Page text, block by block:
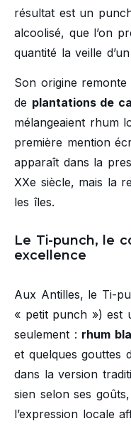
résultat est un
alcoolisé, que l’on
quantité la veille
Son origine
de plantations de
mélangeaient rhum
première mention
apparaît dans la
XXe siècle, mais la
les îles.
Le Ti-punch, le
excellence
Aux Antilles, le Ti-
« petit punch ») est
seulement : rhum
et quelques gouttes
dans la version
sien selon ses
l’expression locale